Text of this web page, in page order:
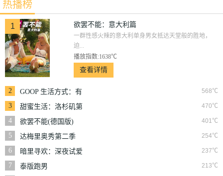
热播榜
1 欲罢不能：意大利篇
一群性感火辣的意大利单身男女抵达天堂般的胜地，
迫...
播放指数:1638℃
查看详情
2 568℃
GOOP 生活方式：有
情有性 第一季
3 470℃
甜蜜生活：洛杉矶第
二季
4 401℃
欲罢不能(德国版)
5
254℃
达梅里奥秀第二季
6
237℃
暗里寻欢：深夜试爱
实验
7 213℃
泰版跑男